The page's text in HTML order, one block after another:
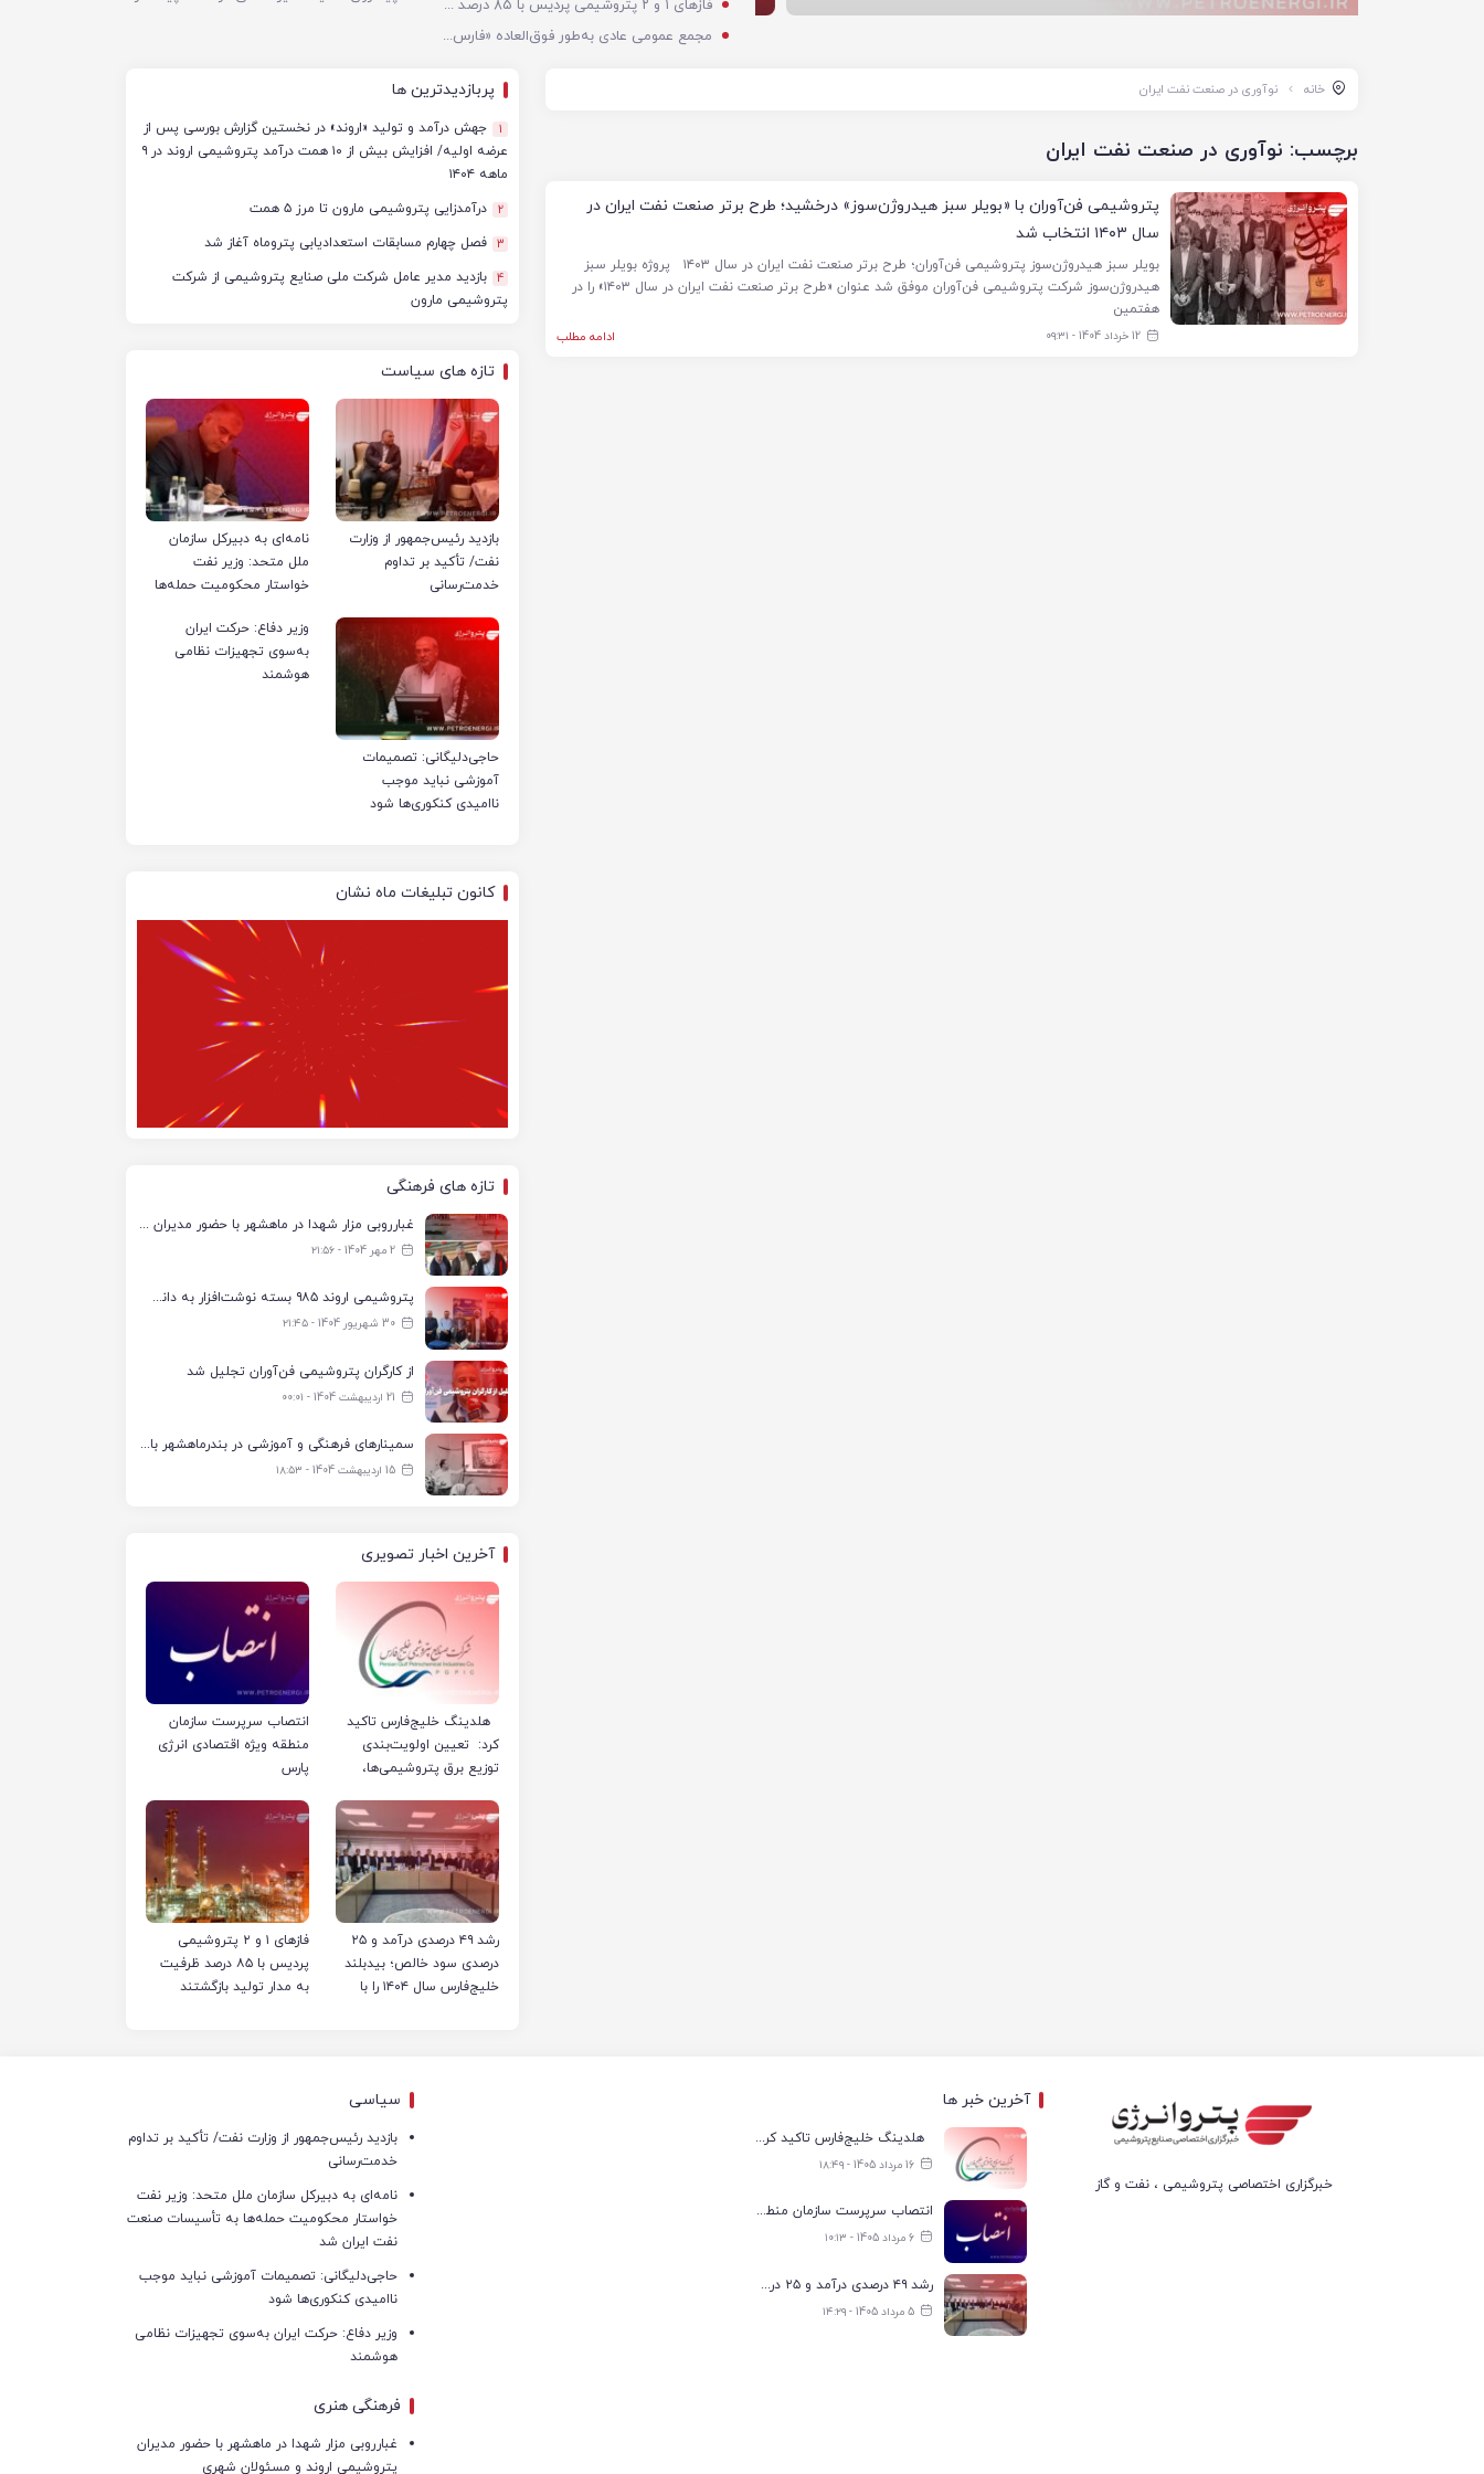
فازهای ۱ و ۲ پتروشیمی پردیس با ۸۵ درصد ظرفیت به مدار تولید بازگشتند
مجمع عمومی عادی به‌طور فوق‌العاده «فارس» به دلیل نرسیدن به حد نصاب برگزار نشد
خانه نوآوری در صنعت نفت ایران
برچسب: نوآوری در صنعت نفت ایران
پتروشیمی فن‌آوران با «بویلر سبز هیدروژن‌سوز» درخشید؛ طرح برتر صنعت نفت ایران در
سال ۱۴۰۳ انتخاب شد
بویلر سبز هیدروژن‌سوز پتروشیمی فن‌آوران؛ طرح برتر صنعت نفت ایران در سال ۱۴۰۳ پروژه بویلر سبز
هیدروژن‌سوز شرکت پتروشیمی فن‌آوران موفق شد عنوان «طرح برتر صنعت نفت ایران در سال ۱۴۰۳» را در
هفتمین
12 خرداد 1404 - ۰۹:۳۱ ادامه مطلب
پربازدیدترین ها
1
جهش درآمد و تولید «اروند» در نخستین گزارش بورسی پس از
عرضه اولیه/ افزایش بیش از ۱۰ همت درآمد پتروشیمی اروند در ۹
ماهه ۱۴۰۴
2 درآمدزایی پتروشیمی مارون تا مرز ۵ همت
3 فصل چهارم مسابقات استعدادیابی پتروماه آغاز شد
4 بازدید مدیر عامل شرکت ملی صنایع پتروشیمی از شرکت
پتروشیمی مارون
تازه های سیاست
بازدید رئیس‌جمهور از وزارت
نفت/ تأکید بر تداوم
خدمت‌رسانی
نامه‌ای به دبیرکل سازمان
ملل متحد: وزیر نفت
خواستار محکومیت حمله‌ها
ایران شد
حاجی‌دلیگانی: تصمیمات
آموزشی نباید موجب
ناامیدی کنکوری‌ها شود
وزیر دفاع: حرکت ایران
به‌سوی تجهیزات نظامی
هوشمند
کانون تبلیغات ماه نشان
تازه های فرهنگی
غبارروبی مزار شهدا در ماهشهر با حضور مدیران پتروشیمی اروند و مسئولان شهری
2 مهر 1404 - ۲۱:۵۶
پتروشیمی اروند ۹۸۵ بسته نوشت‌افزار به دانش‌آموزان تحت پوشش کمیته امداد بندرماهشهر اهدا کرد
30 شهریور 1404 - ۲۱:۴۵
از کارگران پتروشیمی فن‌آوران تجلیل شد
21 اردیبهشت 1404 - ۰۰:۰۱
سمینارهای فرهنگی و آموزشی در بندرماهشهر با همکاری فرهنگ‌سرای پتروشیمی مارون
15 اردیبهشت 1404 - ۱۸:۵۳
آخرین اخبار تصویری
هلدینگ خلیج‌فارس تاکید
کرد: تعیین اولویت‌بندی
توزیع برق پتروشیمی‌ها،
پتروشیمی ایران است
انتصاب سرپرست سازمان
منطقه ویژه اقتصادی انرژی
پارس
رشد ۴۹ درصدی درآمد و ۲۵
درصدی سود خالص؛ بیدبلند
خلیج‌فارس سال ۱۴۰۴ را با
فازهای ۱ و ۲ پتروشیمی
پردیس با ۸۵ درصد ظرفیت
به مدار تولید بازگشتند
خبرگزاری اختصاصی پتروشیمی ، نفت و گاز
آخرین خبر ها
هلدینگ خلیج‌فارس تاکید کرد: تعیین اولویت‌بندی توزیع برق پتروشیمی‌ها، صرفا با شرکت ملی صنایع پتروشیمی ایران است
16 مرداد 1405 - ۱۸:۴۹
انتصاب سرپرست سازمان منطقه ویژه اقتصادی انرژی پارس
6 مرداد 1405 - ۱۰:۱۳
رشد ۴۹ درصدی درآمد و ۲۵ درصدی سود خالص؛ بیدبلند خلیج‌فارس سال ۱۴۰۴ را با رکوردهای جدید به پایان رساند
5 مرداد 1405 - ۱۴:۲۹
سیاسی
بازدید رئیس‌جمهور از وزارت نفت/ تأکید بر تداوم
خدمت‌رسانی
نامه‌ای به دبیرکل سازمان ملل متحد: وزیر نفت
خواستار محکومیت حمله‌ها به تأسیسات صنعت
نفت ایران شد
حاجی‌دلیگانی: تصمیمات آموزشی نباید موجب
ناامیدی کنکوری‌ها شود
وزیر دفاع: حرکت ایران به‌سوی تجهیزات نظامی
هوشمند
فرهنگی هنری
غبارروبی مزار شهدا در ماهشهر با حضور مدیران
پتروشیمی اروند و مسئولان شهری